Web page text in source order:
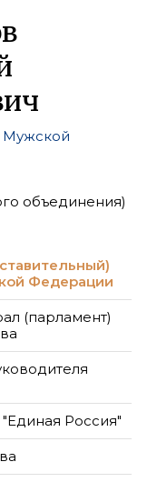
Мужской
объединения)
Федерации
(парламент)
Россия"